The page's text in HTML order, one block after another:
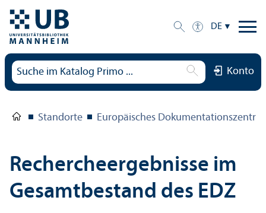
DE
Konto
Standorte Europäisches
Rechercheergebnisse im
Gesamtbestand des EDZ